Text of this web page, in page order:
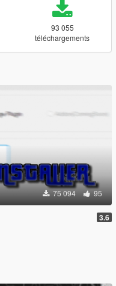
93 055
téléchargements
75 094 95
3.6